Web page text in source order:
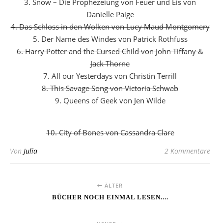
3. Snow – Die Prophezeiung von Feuer und Eis von
Danielle Paige
4. Das Schloss in den Wolken von Lucy Maud Montgomery
5. Der Name des Windes von Patrick Rothfuss
6. Harry Potter and the Cursed Child von John Tiffany &
Jack Thorne
7. All our Yesterdays von Christin Terrill
8. This Savage Song von Victoria Schwab
9. Queens of Geek von Jen Wilde
10. City of Bones von Cassandra Clare
Von Julia 2 Kommentare
ÄLTER
BÜCHER NOCH EINMAL LESEN....